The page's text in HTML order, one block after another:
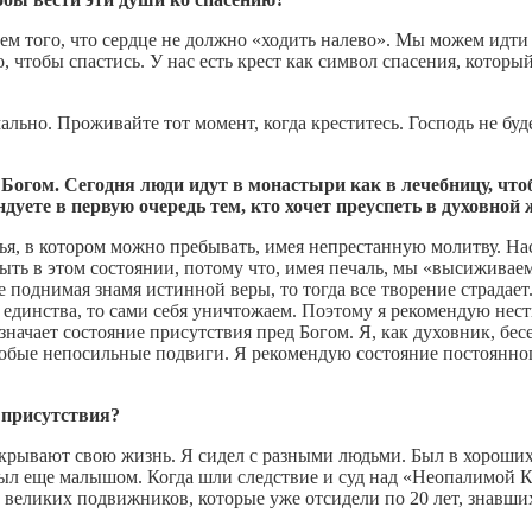
того, что сердце не должно «ходить налево». Мы можем идти
спастись. У нас есть крест как символ спасения,
Проживайте тот момент, когда креститесь. Господь не
Сегодня люди идут в монастыри как в лечебницу,
в первую очередь тем, кто хочет преуспеть в духовной
в котором можно пребывать, имея непрестанную молитву.
в этом состоянии, потому что, имея печаль, мы
знамя истинной веры, то тогда все творение
то сами себя уничтожаем. Поэтому я рекомендую
состояние присутствия пред Богом. Я, как духовник,
непосильные подвиги. Я рекомендую состояние
свою жизнь. Я сидел с разными людьми. Был в
еще малышом. Когда шли следствие и суд над «Неопалимой
подвижников, которые уже отсидели по 20 лет,